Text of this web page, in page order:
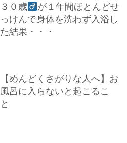
３０歳
が１年間ほとんどせ
っけんで身体を洗わず入浴し
た結果・・・
【めんどくさがりな人へ】お
風呂に入らないと起こるこ
と